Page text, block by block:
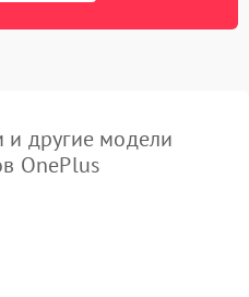
другие модели
OnePlus